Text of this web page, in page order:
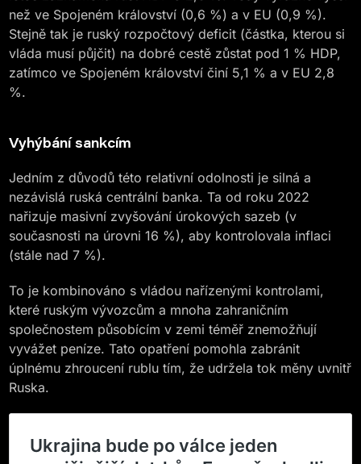
než ve Spojeném království (0,6 %) a v EU (0,9 %).
Stejně tak je ruský rozpočtový deficit (částka, kterou si
vláda musí půjčit) na dobré cestě zůstat pod 1 % HDP,
zatímco ve Spojeném království činí 5,1 % a v EU 2,8
%.
Vyhýbání sankcím
Jedním z důvodů této relativní odolnosti je silná a
nezávislá ruská centrální banka. Ta od roku 2022
nařizuje masivní zvyšování úrokových sazeb (v
současnosti na úrovni 16 %), aby kontrolovala inflaci
(stále nad 7 %).
To je kombinováno s vládou nařízenými kontrolami,
které ruským vývozcům a mnoha zahraničním
společnostem působícím v zemi téměř znemožňují
vyvážet peníze. Tato opatření pomohla zabránit
úplnému zhroucení rublu tím, že udržela tok měny uvnitř
Ruska.